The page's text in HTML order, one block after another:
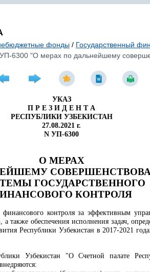
фонды / Государственный
УП-6300 "О мерах по дальнейшему
УКАЗ
П Р Е З И Д Е Н Т А
РЕСПУБЛИКИ УЗБЕКИСТАН
27.08.2021 г.
N УП-6300
О МЕРАХ
ГОСУДАРСТВЕННОГО
КОНТРОЛЯ
финансового контроля за эффективным
также обеспечения исполнения задач,
Республики Узбекистан в 2017-2021
Узбекистан "О Счетной палате